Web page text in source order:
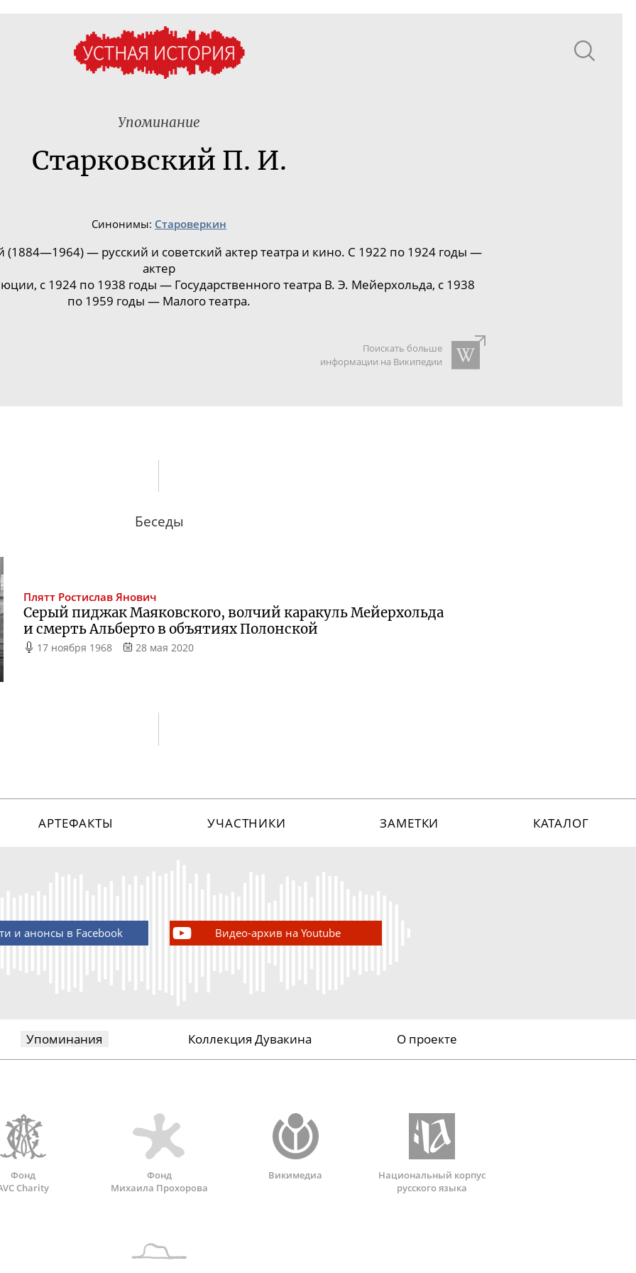
Упоминание
Старковский П. И.
Синонимы: Староверкин
(1884—1964) — русский и советский актертеатра и кино. С 1922 по 1924 годы —
актер
с 1924 по 1938 годы — Государственного театра В. Э. Мейерхольда, с 1938
по 1959 годы — Малого театра.
Поискать больше
информации на Википедии
Беседы
Плятт Ростислав Янович
Серый пиджак Маяковского, волчий каракуль Мейерхольда
и смерть Альберто в объятиях Полонской
17 ноября 1968 28 мая 2020
АРТЕФАКТЫ УЧАСТНИКИ ЗАМЕТКИ КАТАЛОГ
и анонсы в Facebook Видео-архив на Youtube
Упоминания Коллекция Дувакина О проекте
Фонд
Charity
Фонд
Михаила Прохорова
Викимедиа
Национальный корпус
русского языка